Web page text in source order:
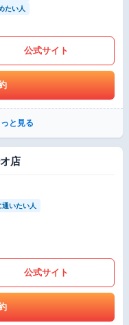
たい人
公式サイト
と見る
店
いたい人
公式サイト